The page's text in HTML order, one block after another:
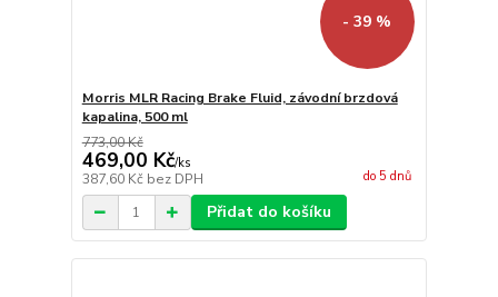
- 39 %
Morris MLR Racing Brake Fluid, závodní brzdová
kapalina, 500 ml
773,00 Kč
469,00 Kč/ks
387,60 Kč bez DPH do 5 dnů
Přidat do košíku